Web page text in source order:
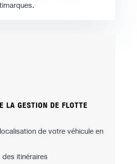
LA GESTION DE FLOTTE
de votre véhicule en
des itinéraires